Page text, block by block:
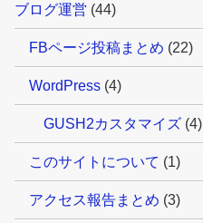
ブログ運営 (44)
FBページ投稿まとめ (22)
WordPress (4)
GUSH2カスタマイズ (4)
このサイトについて (1)
アクセス報告まとめ (3)